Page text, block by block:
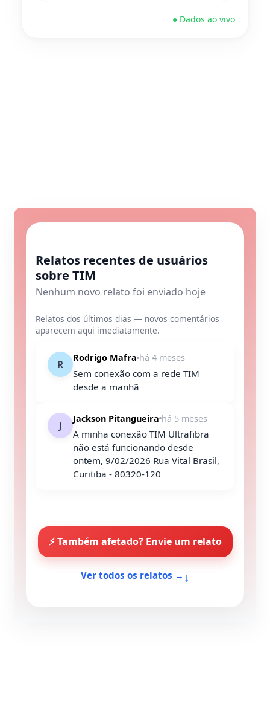
● Dados ao vivo
Relatos recentes de usuários
sobre TIM
Nenhum novo relato foi enviado hoje
Relatos dos últimos dias — novos comentários
aparecem aqui imediatamente.
R
Rodrigo Mafra há 4 meses
Sem conexão com a rede TIM
desde a manhã
J
Jackson Pitangueira há 5 meses
A minha conexão TIM Ultrafibra
não está funcionando desde
ontem, 9/02/2026 Rua Vital Brasil,
Curitiba - 80320-120
⚡ Também afetado? Envie um relato
Ver todos os relatos → ↓